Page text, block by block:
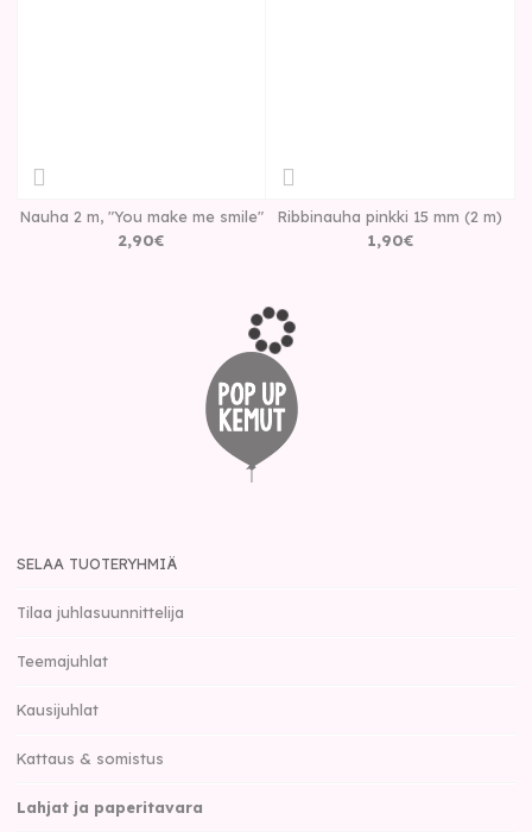
Nauha 2 m, "You make me smile"
2,90€
Ribbinauha pinkki 15 mm (2 m)
1,90€
SELAA TUOTERYHMIÄ
Tilaa juhlasuunnittelija
Teemajuhlat
Kausijuhlat
Kattaus & somistus
Lahjat ja paperitavara